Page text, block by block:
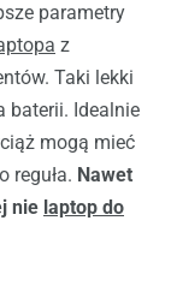
parametry
z
Taki lekki
baterii. Idealnie
mogą mieć
reguła. Nawet
nie laptop do